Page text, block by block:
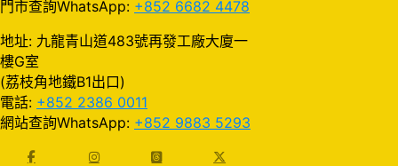
門市查詢WhatsApp: +852 6682 4478
地址: 九龍青山道483號再發工廠大廈一
樓G室
(荔枝角地鐵B1出口)
電話: +852 2386 0011
網站查詢WhatsApp: +852 9883 5293